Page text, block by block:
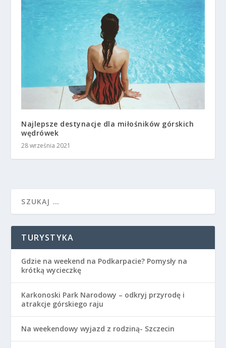
Najlepsze destynacje dla miłośników górskich
wędrówek
28 września 2021
TURYSTYKA
Gdzie na weekend na Podkarpacie? Pomysły na
krótką wycieczkę
Karkonoski Park Narodowy – odkryj przyrodę i
atrakcje górskiego raju
Na weekendowy wyjazd z rodziną- Szczecin